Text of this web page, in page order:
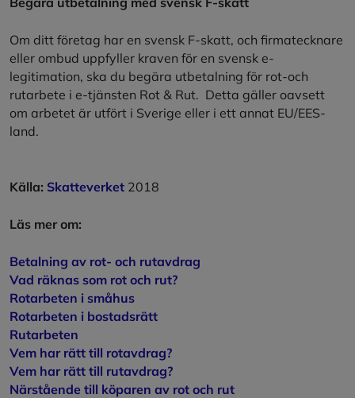
Om ditt företag har en svensk F-skatt, och firmatecknare
eller ombud uppfyller kraven för en svensk e-
legitimation, ska du begära utbetalning för rot-och
rutarbete i e-tjänsten Rot & Rut. Detta gäller oavsett
om arbetet är utfört i Sverige eller i ett annat EU/EES-
land.
Källa: Skatteverket 2018
Läs mer om:
Betalning av rot- och rutavdrag
Vad räknas som rot och rut?
Rotarbeten i småhus
Rotarbeten i bostadsrätt
Rutarbeten
Vem har rätt till rotavdrag?
Vem har rätt till rutavdrag?
Närstående till köparen av rot och rut